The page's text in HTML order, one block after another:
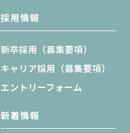
採用情報
新卒採用（募集要項）
キャリア採用（募集要項）
エントリーフォーム
新着情報